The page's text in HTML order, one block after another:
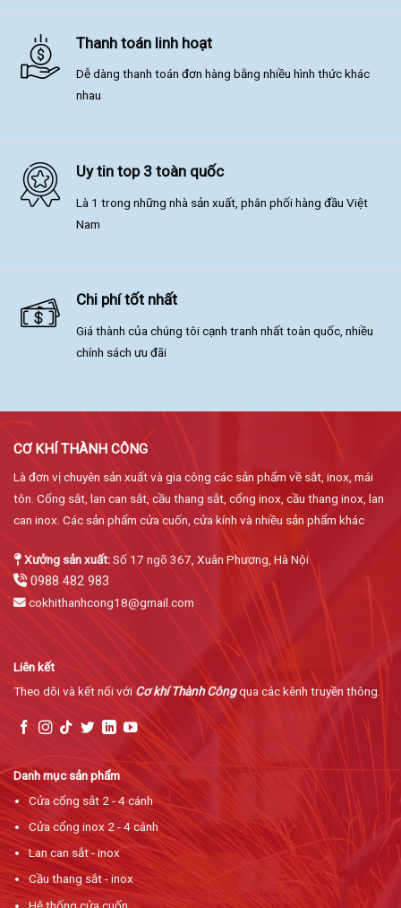
Thanh toán linh hoạt
Dễ dàng thanh toán đơn hàng bằng nhiều hình thức khác
nhau
Uy tin top 3 toàn quốc
Là 1 trong những nhà sản xuất, phân phối hàng đầu Việt
Nam
Chi phí tốt nhất
Giá thành của chúng tôi cạnh tranh nhất toàn quốc, nhiều
chính sách ưu đãi
CƠ KHÍ THÀNH CÔNG
Là đơn vị chuyên sản xuất và gia công các sản phẩm về sắt, inox, mái
tôn. Cổng sắt, lan can sắt, cầu thang sắt, cổng inox, cầu thang inox, lan
can inox. Các sản phẩm cửa cuốn, cửa kính và nhiều sản phẩm khác
Xưởng sản xuất:Số 17 ngõ 367, Xuân Phương, Hà Nội
0988 482 983
cokhithanhcong18@gmail.com
Danh mục sản phẩm
Cửa cổng sắt 2 - 4 cánh
Cửa cổng inox 2 - 4 cánh
Lan can sắt - inox
Cầu thang sắt - inox
Hệ thống cửa cuốn
Liên kết
Theo dõi và kết nối với Cơ khí Thành Côngqua các kênh truyền thông.